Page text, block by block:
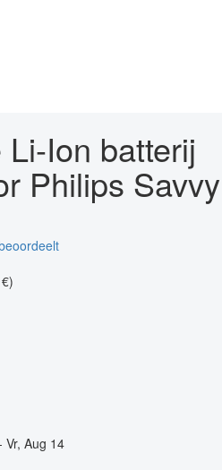
Ion batterij
Philips Savvy
Vr, Aug 14